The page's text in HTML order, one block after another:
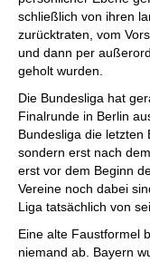
schließlich von ihren
zurücktraten, vom
und dann per
geholt wurden.
Die Bundesliga hat
Finalrunde in Berlin
Bundesliga die letzten
sondern erst nach
erst vor dem Beginn
Vereine noch dabei
Liga tatsächlich von
Eine alte Faustformel
niemand ab. Bayern